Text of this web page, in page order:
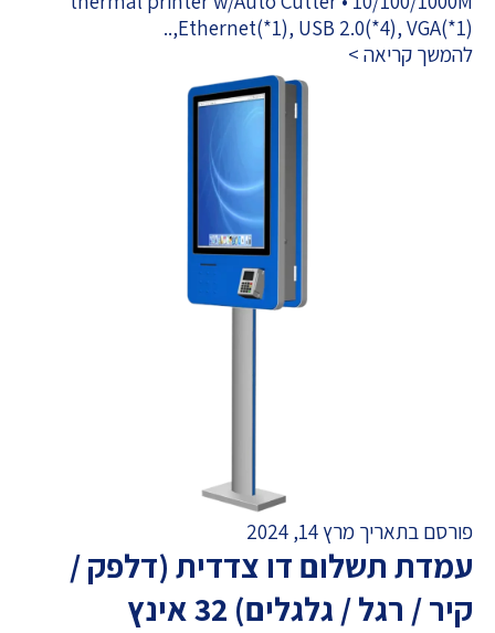
Ethernet(*1), USB 2.0(*4), VGA(*1),..
להמשך קריאה >
פורסם בתאריך מרץ 14, 2024
עמדת תשלום דו צדדית (דלפק /
קיר / רגל / גלגלים) 32 אינץ